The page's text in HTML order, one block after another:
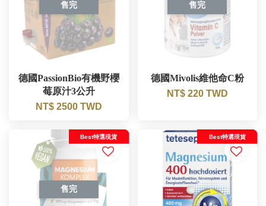
售完
德國PassionBio有機野櫻
莓原汁3公升
NT$ 2500 TWD
售完
德國Mivolis維他命C粉
NT$ 220 TWD
售完
Best特選現貨 Best特選現貨